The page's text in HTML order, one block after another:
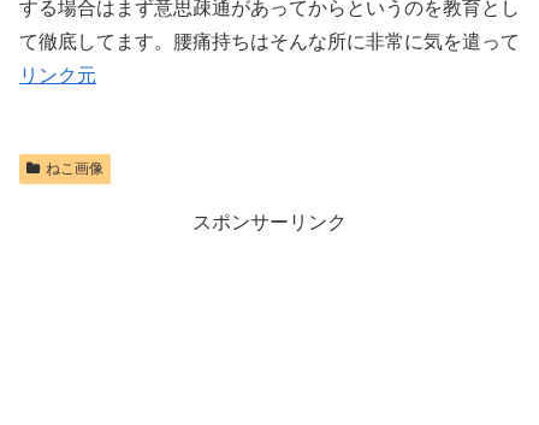
する場合はまず意思疎通があってからというのを教育とし
て徹底してます。腰痛持ちはそんな所に非常に気を遣って
リンク元
ねこ画像
スポンサーリンク